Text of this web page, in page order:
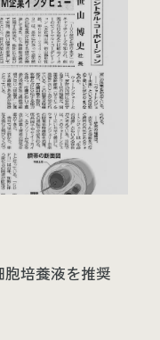
培養液を推奨